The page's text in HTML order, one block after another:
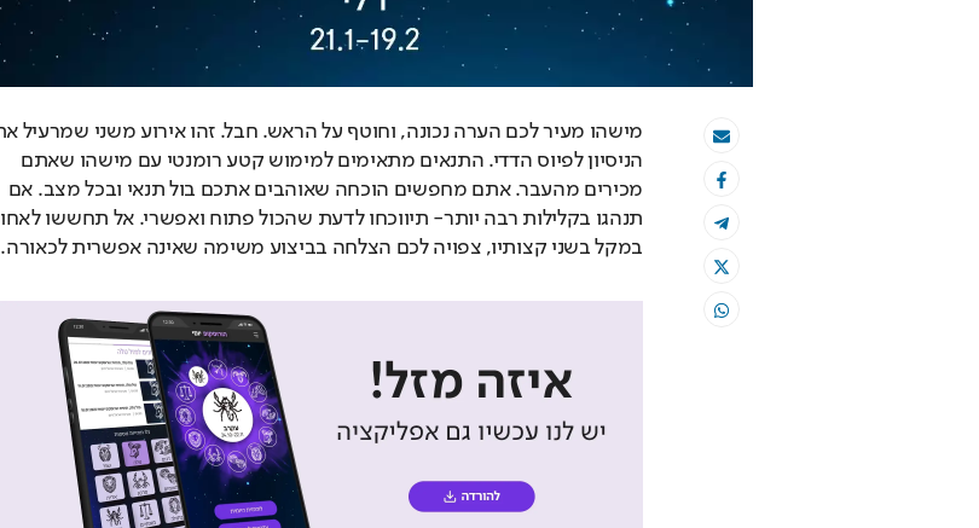
במקל בשני קצותיו, צפויה לכם הצלחה בביצוע משימה שאינה אפשרית לכאורה.